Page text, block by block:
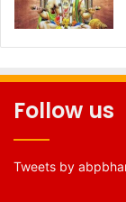
Follow us
Tweets by